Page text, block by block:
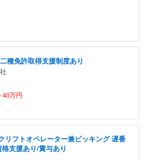
種免許取得支援制度あり
40万円
リフトオペレーター兼ピッキング 遅番
支援あり/賞与あり